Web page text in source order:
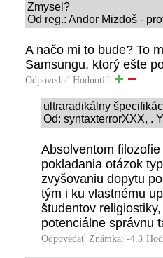
Zmysel?
Od reg.: Andor Mizdoš -
A načo mi to bude? To
Samsungu, ktorý ešte
Odpovedať Hodnotiť:
ultraradikálny
Od: syntaxterrorXXX, .
Absolventom
pokladania otázok
zvyšovaniu dopytu
tým i ku vlastnému
študentov
potenciálne správnu
Odpovedať Známka: -4.3